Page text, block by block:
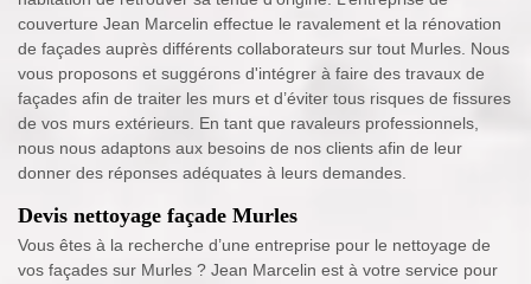
couverture Jean Marcelin effectue le ravalement et la rénovation
de façades auprès différents collaborateurs sur tout Murles. Nous
vous proposons et suggérons d'intégrer à faire des travaux de
façades afin de traiter les murs et d’éviter tous risques de fissures
de vos murs extérieurs. En tant que ravaleurs professionnels,
nous nous adaptons aux besoins de nos clients afin de leur
donner des réponses adéquates à leurs demandes.
Devis nettoyage façade Murles
Vous êtes à la recherche d’une entreprise pour le nettoyage de
vos façades sur Murles ? Jean Marcelin est à votre service pour